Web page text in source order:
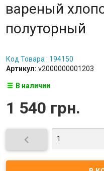
вареный
полуторный
Код Товара : 194150
Артикул: v2000000001203
В наличии
1 540 грн.
